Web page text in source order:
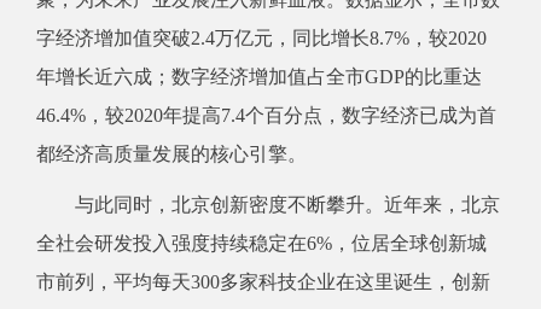
字经济增加值突破2.4万亿元，同比增长8.7%，较2020
年增长近六成；数字经济增加值占全市GDP的比重达
46.4%，较2020年提高7.4个百分点，数字经济已成为首
都经济高质量发展的核心引擎。
与此同时，北京创新密度不断攀升。近年来，北京
全社会研发投入强度持续稳定在6%，位居全球创新城
市前列，平均每天300多家科技企业在这里诞生，创新